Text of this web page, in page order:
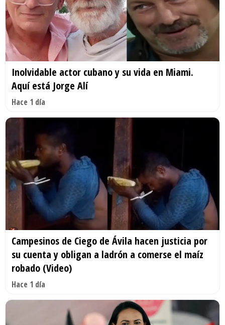
Inolvidable actor cubano y su vida en Miami.
Aquí está Jorge Alí
Hace 1 día
Campesinos de Ciego de Ávila hacen justicia por
su cuenta y obligan a ladrón a comerse el maíz
robado (Video)
Hace 1 día